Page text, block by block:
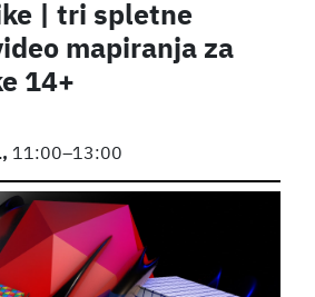
| tri spletne
mapiranja za
14+
11:00–13:00